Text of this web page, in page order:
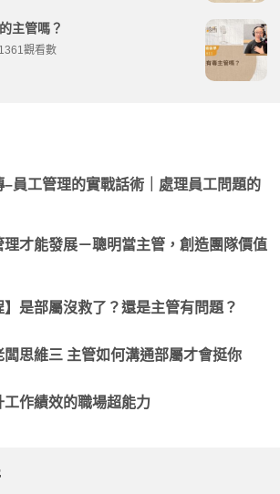
主管嗎？
觀看數
–員工管理的實戰話術｜處理員工問題的
理才能發展－聰明當主管，創造團隊價值
】是部屬沒救了？還是主管有問題？
闆思維三 主管如何溝通部屬才會挺你
工作績效的職場超能力